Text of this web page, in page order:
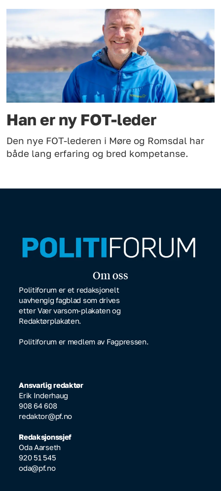
Han er ny FOT-leder
Den nye FOT-lederen i Møre og Romsdal har
både lang erfaring og bred kompetanse.
Om oss
Politiforum er et redaksjonelt
uavhengig fagblad som drives
etter Vær varsom-plakaten og
Redaktørplakaten.
Politiforum er medlem av Fagpressen.
Ansvarlig redaktør
Erik Inderhaug
908 64 608
redaktor@pf.no
Redaksjonssjef
Oda Aarseth
920 51 545
oda@pf.no